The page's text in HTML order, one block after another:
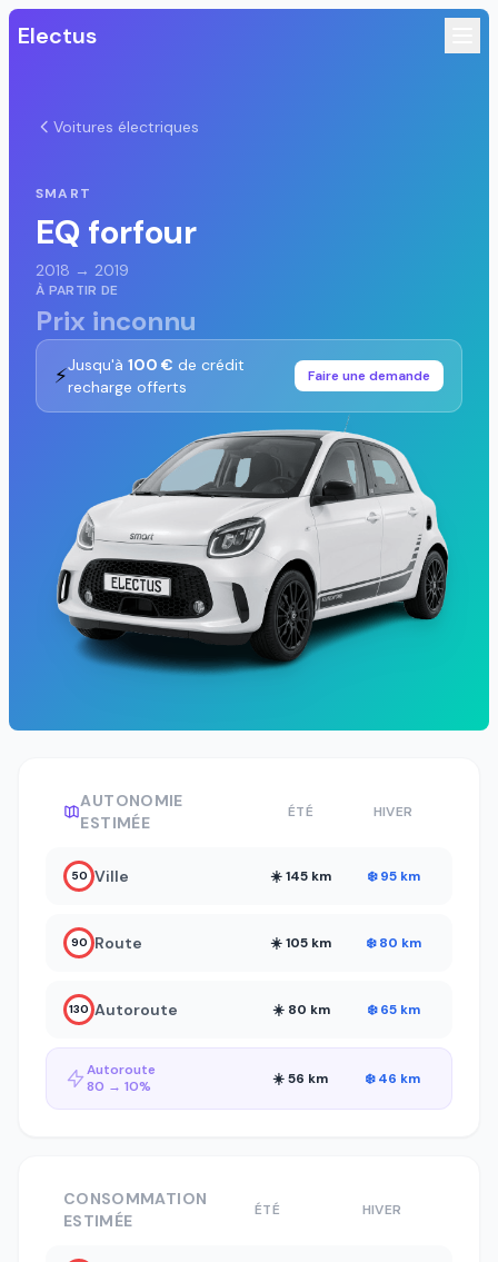
Electus
Voitures électriques
SMART
EQ forfour
2018 → 2019
À PARTIR DE
Prix inconnu
⚡Jusqu'à 100 € de crédit
recharge offerts
Faire une demande
AUTONOMIE
ESTIMÉE
ÉTÉ HIVER
50 Ville ☀️ 145 km ❄️ 95 km
90 Route ☀️ 105 km ❄️ 80 km
130 Autoroute ☀️ 80 km ❄️ 65 km
Autoroute
80 → 10%
☀️ 56 km ❄️ 46 km
CONSOMMATION
ESTIMÉE
ÉTÉ HIVER